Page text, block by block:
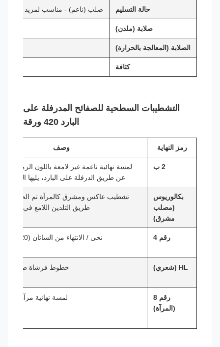
حالة التسليم صلب (ناعم) - مناسب لمزيد من
صلابة (ملدن)
الصلابة (المعالجة بالحرارة)
كثافة
التشطيبات السطحية للصفائح المدرفلة على
البارد 420 ورقة
رمز النهاية وصف
2 ب
لمسة نهائية ناعمة غير لامعة باللون الرمادي يتم
عن طريق الدرفلة على البارد، يليها التلدين
بكالوريوس
(مصلب
مشرق)
تشطيب عاكس ومشرق كالمرآة تم الحصول
طريق التلدين اللامع في جو
رقم 4 نحى / الانتهاء من الساتان (120-320 حصى)
HL (شعري) خطوط فرشاة طويلة
رقم 8
(المرآة)
لمسة نهائية مرآة عاكسة